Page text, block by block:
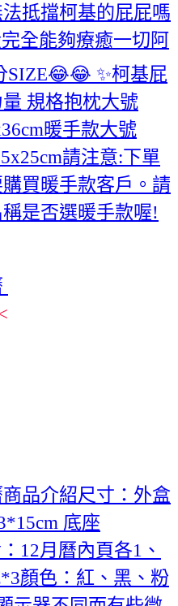
抵擋柯基的屁屁嗎
全能夠療癒一切阿
SIZE😂😂 ✨柯基屁
規格抱枕大號
暖手款大號
請注意:下單
買暖手款客戶。請
是否選暖手款喔!
品介紹尺寸：外盒
底座
12月曆內頁各1、
顏色：紅、黑、粉